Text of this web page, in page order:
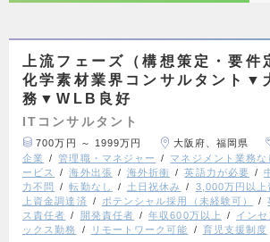
上流フェーズ（構想策定・要
化学素材業界コンサルタント▼
務▼WLB良好
ITコンサルタント
700万円 ～ 1999万円 大阪府、福岡県
企業
管理職・マネジャー マネジメント業務な
ービス
海外出張 海外折衝 英語力が必要
力不問
転勤なし 土日祝休み 3,000万円以上
上資金調達済
ポテンシャル採用（未経験可）
ス責任者
開発責任者 年収600万以上 イン
ックス勤務
リモートワーク可能 育児支援制度